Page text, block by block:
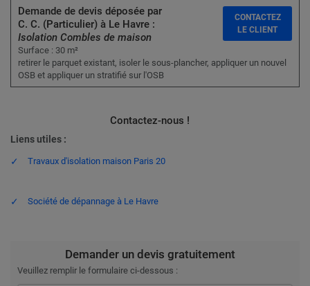
Demande de devis déposée par
C. C. (Particulier) à Le Havre :
Isolation Combles de maison
Surface : 30 m²
retirer le parquet existant, isoler le sous-plancher, appliquer un nouvel
OSB et appliquer un stratifié sur l'OSB
CONTACTEZ
LE CLIENT
Contactez-nous !
Liens utiles :
Travaux d'isolation maison Paris 20
Société de dépannage à Le Havre
Demander un devis gratuitement
Veuillez remplir le formulaire ci-dessous :